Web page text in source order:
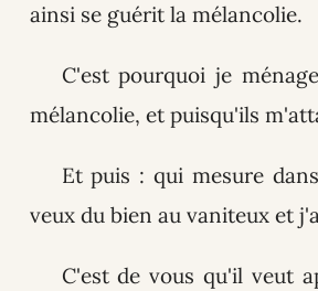
ainsi se guérit la mélancolie.
C'est pourquoi je
mélancolie, et puisqu'ils
Et puis : qui mesure
veux du bien au vaniteux et
C'est de vous qu'il veut